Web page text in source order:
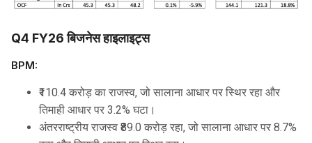
Q4 FY26 बिजनेस हाइलाइट्स
BPM:
₹110.4 करोड़ का राजस्व, जो सालाना आधार पर स्थिर रहा और
तिमाही आधार पर 3.2% घटा।
अंतरराष्ट्रीय राजस्व ₹89.0 करोड़ रहा, जो सालाना आधार पर 8.7%